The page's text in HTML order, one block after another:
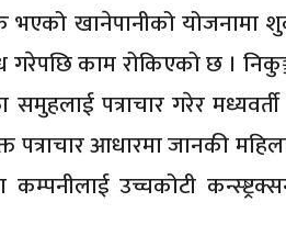
खानेपानीको योजनामा
काम रोकिएको छ ।
पत्राचार गरेर मध्यवर्ती
पत्राचार आधारमा जानकी
कम्पनीलाई उच्चकोटी